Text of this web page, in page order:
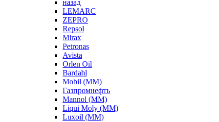
назад
LEMARC
ZEPRO
Repsol
Mirax
Petronas
Avista
Orlen Oil
Bardahl
Mobil (ММ)
Газпромнефть
Mannol (ММ)
Liqui Moly (ММ)
Luxoil (ММ)